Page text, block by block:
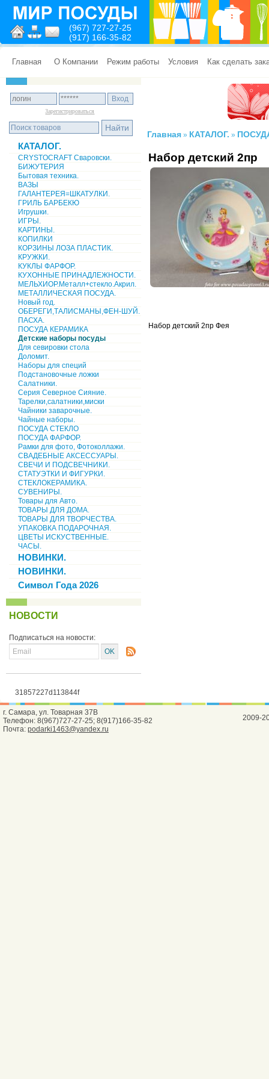
(967) 727-27-25
(917) 166-35-82
Главная О Компании Режим работы Условия Как сделать
Зарегистрироваться
КАТАЛОГ.
CRYSTOCRAFT Сваровски.
БИЖУТЕРИЯ
Бытовая техника.
ВАЗЫ
ГАЛАНТЕРЕЯ=ШКАТУЛКИ.
ГРИЛЬ БАРБЕКЮ
Игрушки.
ИГРЫ.
КАРТИНЫ.
КОПИЛКИ
КОРЗИНЫ ЛОЗА ПЛАСТИК.
КРУЖКИ.
КУКЛЫ ФАРФОР.
КУХОННЫЕ ПРИНАДЛЕЖНОСТИ.
МЕЛЬХИОР.Металл+стекло.Акрил.
МЕТАЛЛИЧЕСКАЯ ПОСУДА.
Новый год.
ОБЕРЕГИ,ТАЛИСМАНЫ,ФЕН-ШУЙ.
ПАСХА.
ПОСУДА КЕРАМИКА
Детские наборы посуды
Для севировки стола
Доломит.
Наборы для специй
Подстановочные ложки
Салатники.
Серия Северное Сияние.
Тарелки,салатники,миски
Чайники заварочные.
Чайные наборы.
ПОСУДА СТЕКЛО
ПОСУДА ФАРФОР.
Рамки для фото, Фотоколлажи.
СВАДЕБНЫЕ АКСЕССУАРЫ.
СВЕЧИ И ПОДСВЕЧНИКИ.
СТАТУЭТКИ И ФИГУРКИ.
СТЕКЛОКЕРАМИКА.
СУВЕНИРЫ.
Товары для Авто.
ТОВАРЫ ДЛЯ ДОМА.
ТОВАРЫ ДЛЯ ТВОРЧЕСТВА.
УПАКОВКА ПОДАРОЧНАЯ.
ЦВЕТЫ ИСКУСТВЕННЫЕ.
ЧАСЫ.
НОВИНКИ.
НОВИНКИ.
Символ Года 2026
НОВОСТИ
Подписаться на новости:
31857227d113844f
Главная » КАТАЛОГ. »
Набор детский 2пр
Набор детский 2пр Фея
г. Самара, ул. Товарная 37В
Телефон: 8(967)727-27-25; 8(917)166-35-82
Почта: podarki1463@yandex.ru
2009-